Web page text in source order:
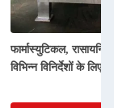
फार्मास्युटिकल,
विभिन्न विनिर्देशों के लिए